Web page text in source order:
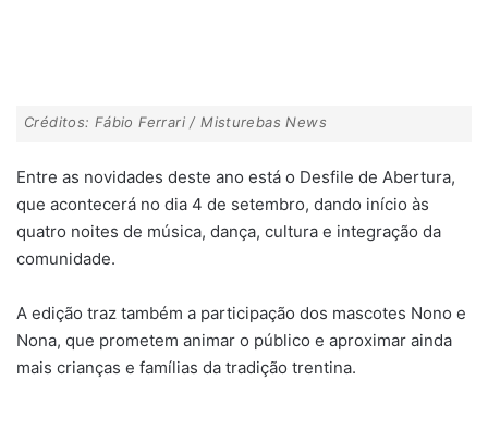
Créditos: Fábio Ferrari / Misturebas News
Entre as novidades deste ano está o Desfile de Abertura,
que acontecerá no dia 4 de setembro, dando início às
quatro noites de música, dança, cultura e integração da
comunidade.
A edição traz também a participação dos mascotes Nono e
Nona, que prometem animar o público e aproximar ainda
mais crianças e famílias da tradição trentina.